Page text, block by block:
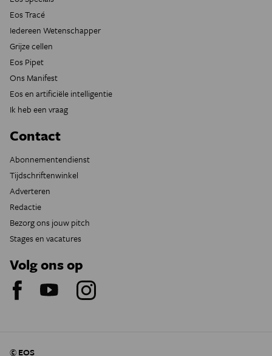
Eos Tracé
Iedereen Wetenschapper
Grijze cellen
Eos Pipet
Ons Manifest
Eos en artificiële intelligentie
Ik heb een vraag
Contact
Abonnementendienst
Tijdschriftenwinkel
Adverteren
Redactie
Bezorg ons jouw pitch
Stages en vacatures
Volg ons op
© EOS